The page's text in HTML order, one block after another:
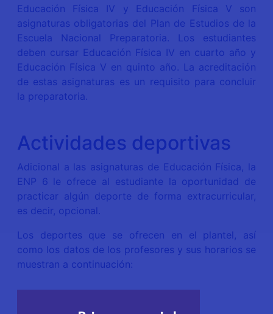
Educación Física IV y Educación Física V son
asignaturas obligatorias del Plan de Estudios de la
Escuela Nacional Preparatoria. Los estudiantes
deben cursar Educación Física IV en cuarto año y
Educación Física V en quinto año. La acreditación
de estas asignaturas es un requisito para concluir
la preparatoria.
Actividades deportivas
Adicional a las asignaturas de Educación Física, la
ENP 6 le ofrece al estudiante la oportunidad de
practicar algún deporte de forma extracurricular,
es decir, opcional.
Los deportes que se ofrecen en el plantel, así
como los datos de los profesores y sus horarios se
muestran a continuación: